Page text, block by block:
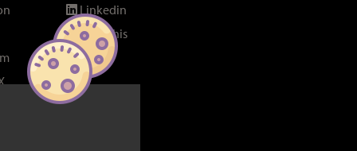
Linkedin
SeenThis
Fil RSS